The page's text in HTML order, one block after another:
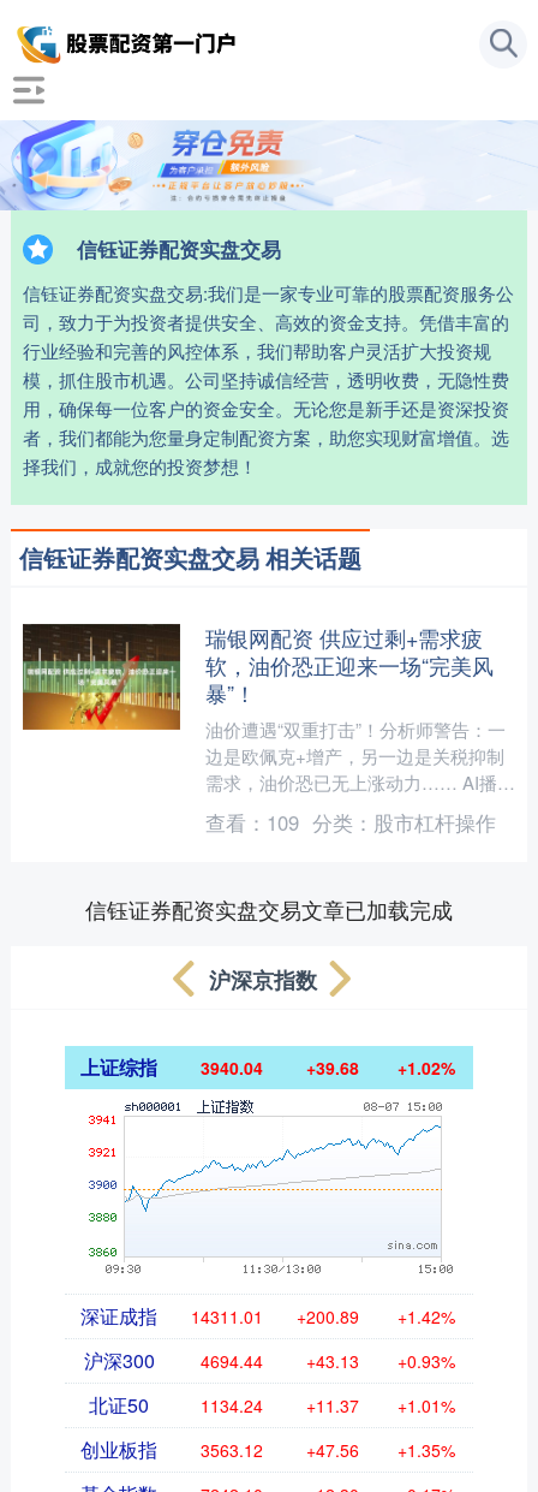
信钰证券配资实盘交易
信钰证券配资实盘交易:我们是一家专业可靠的股票配资服务公
司，致力于为投资者提供安全、高效的资金支持。凭借丰富的
行业经验和完善的风控体系，我们帮助客户灵活扩大投资规
模，抓住股市机遇。公司坚持诚信经营，透明收费，无隐性费
用，确保每一位客户的资金安全。无论您是新手还是资深投资
者，我们都能为您量身定制配资方案，助您实现财富增值。选
择我们，成就您的投资梦想！
信钰证券配资实盘交易 相关话题
瑞银网配资 供应过剩+需求疲
软，油价恐正迎来一场“完美风
暴”！
油价遭遇“双重打击”！分析师警告：一
边是欧佩克+增产，另一边是关税抑制
需求，油价恐已无上涨动力…… AI播
客：换个方式听新闻下载mp3 音频由扣
子空间生成 路透....
查看： 109 分类： 股市杠杆操作
信钰证券配资实盘交易文章已加载完成
沪深京指数
上证综指 3940.04 +39.68 +1.02%
深证成指 14311.01 +200.89 +1.42%
沪深300 4694.44 +43.13 +0.93%
北证50 1134.24 +11.37 +1.01%
创业板指 3563.12 +47.56 +1.35%